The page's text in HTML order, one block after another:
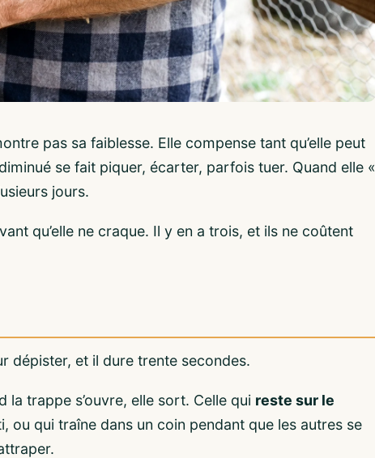
pas sa faiblesse. Elle compense tant qu’elle peut
se fait piquer, écarter, parfois tuer. Quand elle «
jours.
qu’elle ne craque. Il y en a trois, et ils ne coûtent
dépister, et il dure trente secondes.
la trappe s’ouvre, elle sort. Celle qui reste sur le
ou qui traîne dans un coin pendant que les autres se